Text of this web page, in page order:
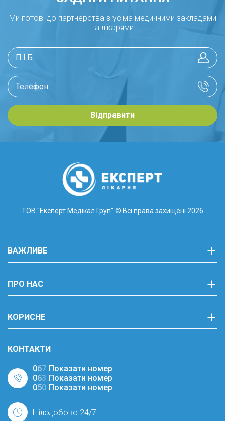
Ми готові до партнерства з усіма медичними закладами
та лікарями
Відправити
ТОВ "Експерт Медікал Груп" © Всі права захищені 2026
ВАЖЛИВЕ
ПРО НАС
КОРИСНЕ
КОНТАКТИ
067 Показати номер
063 Показати номер
050 Показати номер
Цілодобово 24/7